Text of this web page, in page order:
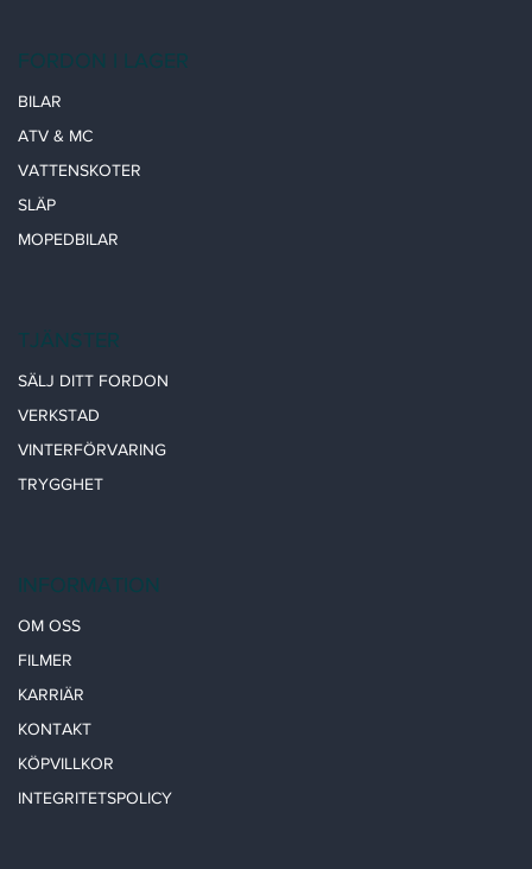
FORDON I LAGER
BILAR
ATV & MC
VATTENSKOTER
SLÄP
MOPEDBILAR
TJÄNSTER
SÄLJ DITT FORDON
VERKSTAD
VINTERFÖRVARING
TRYGGHET
INFORMATION
OM OSS
FILMER
KARRIÄR
KONTAKT
KÖPVILLKOR
INTEGRITETSPOLICY